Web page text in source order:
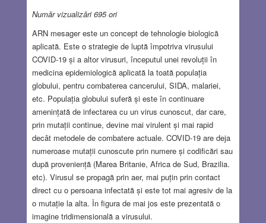
Număr vizualizări 695 ori
ARN mesager este un concept de tehnologie biologică
aplicată. Este o strategie de luptă împotriva virusului
COVID-19 și a altor virusuri, începutul unei revoluții în
medicina epidemiologică aplicată la toată populația
globului, pentru combaterea cancerului, SIDA, malariei,
etc. Populația globului suferă și este în continuare
amenințată de infectarea cu un virus cunoscut, dar care,
prin mutații continue, devine mai virulent și mai rapid
decât metodele de combatere actuale. COVID-19 are deja
numeroase mutații cunoscute prin numere și codificări sau
după proveniență (Marea Britanie, Africa de Sud, Brazilia.
etc). Virusul se propagă prin aer, mai puțin prin contact
direct cu o persoana infectată și este tot mai agresiv de la
o mutație la alta. În figura de mai jos este prezentată o
imagine tridimensională a virusului.